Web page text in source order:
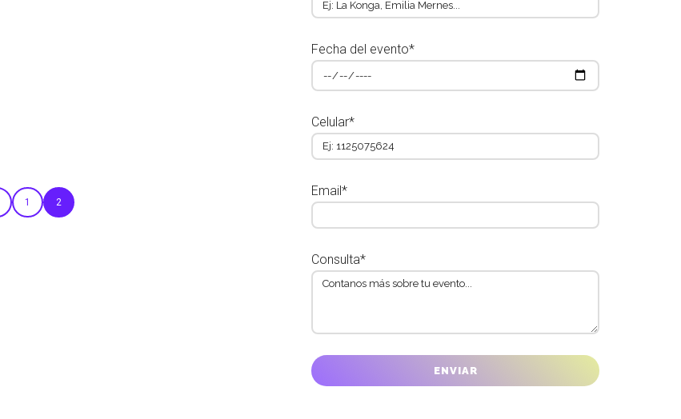
1 2
Fecha del evento*
Celular*
Email*
Consulta*